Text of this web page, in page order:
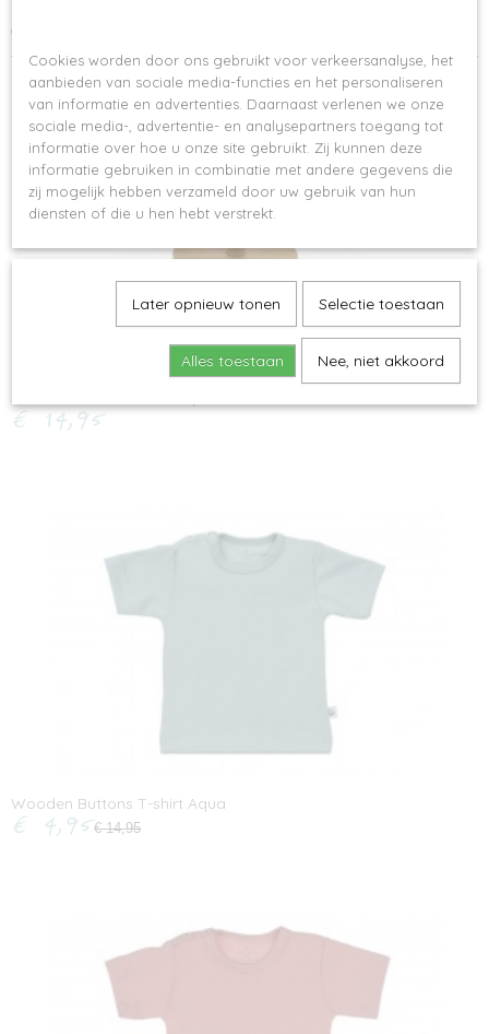
Geschikt voor kinderen vanaf 5 jaar.
Ook interessant
Small Foot - Balanceerwip
€ 14,95
Wooden Buttons T-shirt Aqua
€ 4,95 € 14,95
Cookies worden door ons gebruikt voor verkeersanalyse, het
aanbieden van sociale media-functies en het personaliseren
van informatie en advertenties. Daarnaast verlenen we onze
sociale media-, advertentie- en analysepartners toegang tot
informatie over hoe u onze site gebruikt. Zij kunnen deze
informatie gebruiken in combinatie met andere gegevens die
zij mogelijk hebben verzameld door uw gebruik van hun
diensten of die u hen hebt verstrekt.
Later opnieuw tonen Selectie toestaan
Alles toestaan Nee, niet akkoord